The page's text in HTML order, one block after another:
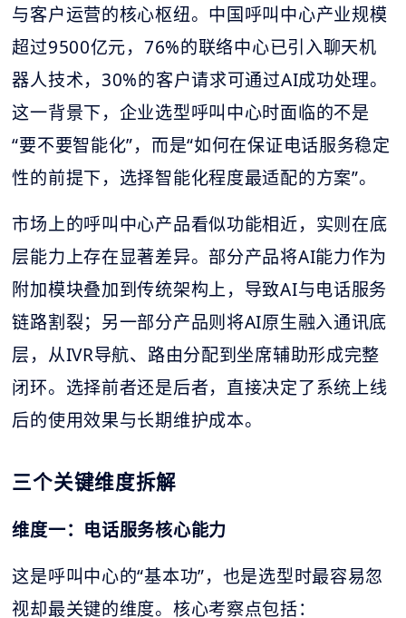
与客户运营的核心枢纽。中国呼叫中心产业规模
超过9500亿元，76%的联络中心已引入聊天机
器人技术，30%的客户请求可通过AI成功处理。
这一背景下，企业选型呼叫中心时面临的不是
“要不要智能化”，而是“如何在保证电话服务稳定
性的前提下，选择智能化程度最适配的方案”。
市场上的呼叫中心产品看似功能相近，实则在底
层能力上存在显著差异。部分产品将AI能力作为
附加模块叠加到传统架构上，导致AI与电话服务
链路割裂；另一部分产品则将AI原生融入通讯底
层，从IVR导航、路由分配到坐席辅助形成完整
闭环。选择前者还是后者，直接决定了系统上线
后的使用效果与长期维护成本。
三个关键维度拆解
维度一：电话服务核心能力
这是呼叫中心的“基本功”，也是选型时最容易忽
视却最关键的维度。核心考察点包括：